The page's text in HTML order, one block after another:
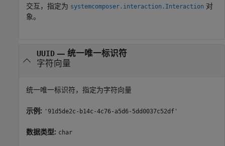
交互，指定为 systemcomposer.interaction.Interaction 对
象。
UUID— 统一唯一标识符
字符向量
统一唯一标识符，指定为字符向量
示例: '91d5de2c-b14c-4c76-a5d6-5dd0037c52df'
数据类型: char